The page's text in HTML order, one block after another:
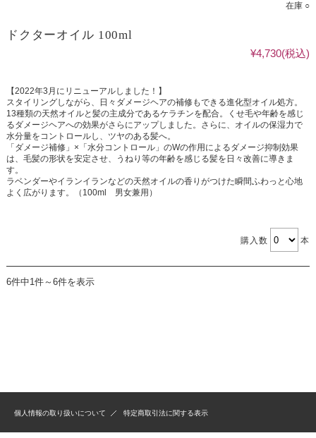
在庫 ○
ドクターオイル 100ml
¥4,730(税込)
【2022年3月にリニューアルしました！】
スタイリングしながら、日々ダメージヘアの補修もできる進化型オイル処方。
13種類の天然オイルと髪の主成分であるケラチンを配合。くせ毛や年齢を感じ
るダメージヘアへの効果がさらにアップしました。さらに、オイルの保湿力で
水分量をコントロールし、ツヤのある髪へ。
「ダメージ補修」×「水分コントロール」のWの作用によるダメージ抑制効果
は、毛髪の形状を安定させ、うねり等の年齢を感じる髪を日々改善に導きま
す。
ラベンダーやイランイランなどの天然オイルの香りがつけた瞬間ふわっと心地
よく広がります。（100ml 男女兼用）
購入数 本
6件中1件～6件を表示
個人情報の取り扱いについて 特定商取引法に関する表示